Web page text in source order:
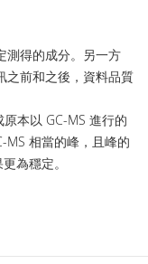
測得的成分。另一方
之前和之後，資料品質
本以 GC-MS 進行的
MS 相當的峰，且峰的
為穩定。